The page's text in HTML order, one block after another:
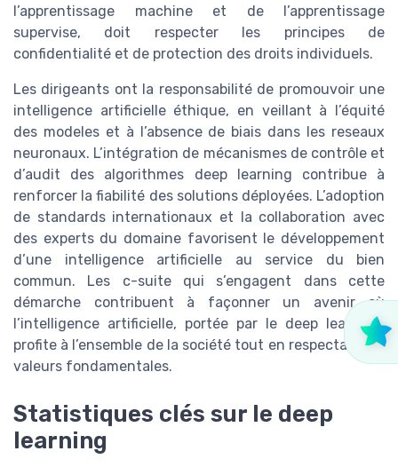
l’apprentissage machine et de l’apprentissage
supervise, doit respecter les principes de
confidentialité et de protection des droits individuels.
Les dirigeants ont la responsabilité de promouvoir une
intelligence artificielle éthique, en veillant à l’équité
des modeles et à l’absence de biais dans les reseaux
neuronaux. L’intégration de mécanismes de contrôle et
d’audit des algorithmes deep learning contribue à
renforcer la fiabilité des solutions déployées. L’adoption
de standards internationaux et la collaboration avec
des experts du domaine favorisent le développement
d’une intelligence artificielle au service du bien
commun. Les c-suite qui s’engagent dans cette
démarche contribuent à façonner un avenir où
l’intelligence artificielle, portée par le deep learning,
profite à l’ensemble de la société tout en respectant les
valeurs fondamentales.
Statistiques clés sur le deep
learning